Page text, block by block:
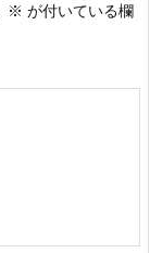
※ が付いている欄